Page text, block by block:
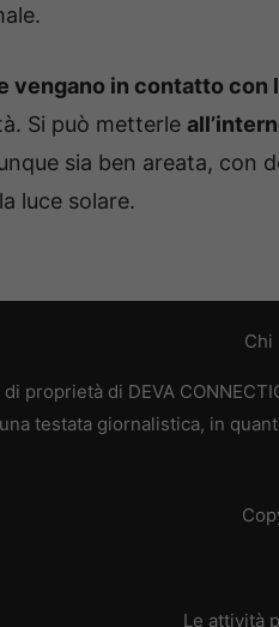
vengano in contatto con
Si può metterle
sia ben areata, con
luce solare.
Chi
proprietà di DEVA
testata giornalistica, in
Le attività